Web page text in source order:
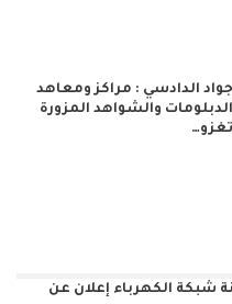
جواد الدادسي : مراكز ومعاهد
الدبلومات والشواهد المزورة
تغزو…
شبكة الكهرباء إعلان عن